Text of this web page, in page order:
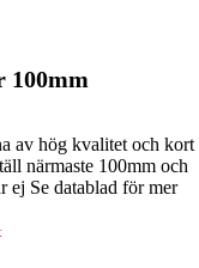
100mm
av hög kvalitet och kort
närmaste 100mm och
ej Se datablad för mer